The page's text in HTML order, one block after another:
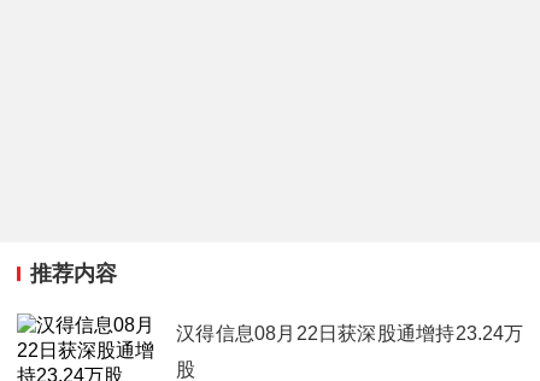
推荐内容
汉得信息08月22日获深股通增持23.24万
股